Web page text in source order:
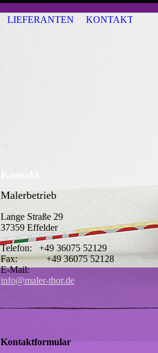
LIEFERANTEN KONTAKT
Malerbetrieb
Lange Straße 29
37359 Effelder
Telefon: +49 36075 52129
Fax: +49 36075 52128
E-Mail:
info@maler-thor.de
Kontaktformular